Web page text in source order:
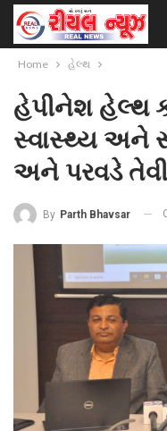
Home હેલ્થ
હેપીનેશ હેલ્થ
સ્વાસ્થ્ય અને
અને પરવડે
By Parth Bhavsar